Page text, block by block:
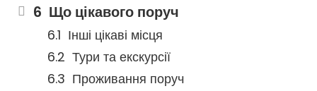
Що цікавого поруч
Інші цікаві місця
Тури та екскурсії
Проживання поруч